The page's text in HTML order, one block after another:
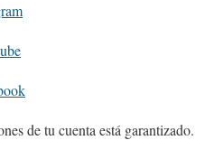
de tu cuenta está garantizado.